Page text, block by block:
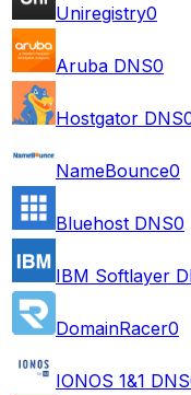
Uniregistry0
Aruba DNS0
Hostgator DNS
NameBounce0
Bluehost DNS0
IBM Softlayer
DomainRacer0
IONOS 1&1 DNS